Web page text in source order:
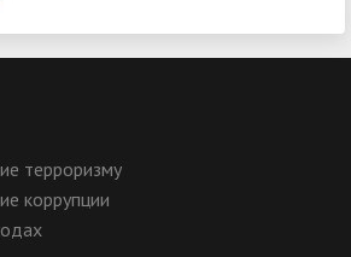
терроризму
коррупции